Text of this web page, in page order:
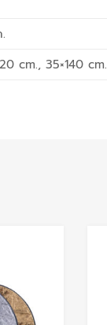
cm., 35×140 cm.